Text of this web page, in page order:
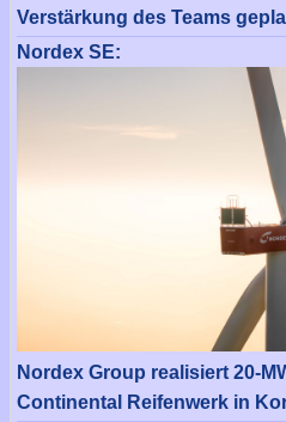
Verstärkung des Teams
Nordex SE:
Nordex Group realisiert 20-
Continental Reifenwerk in